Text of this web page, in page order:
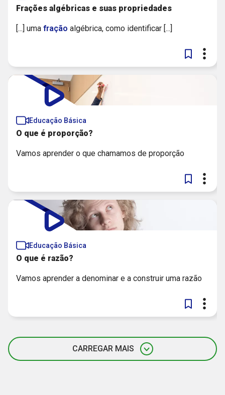
Frações algébricas e suas propriedades
[...] uma fração algébrica, como identificar [...]
Educação Básica
O que é proporção?
Vamos aprender o que chamamos de proporção
Educação Básica
O que é razão?
Vamos aprender a denominar e a construir uma razão
CARREGAR MAIS